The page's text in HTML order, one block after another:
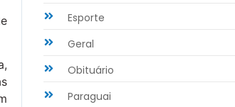
Esporte
Geral
Obituário
Paraguai